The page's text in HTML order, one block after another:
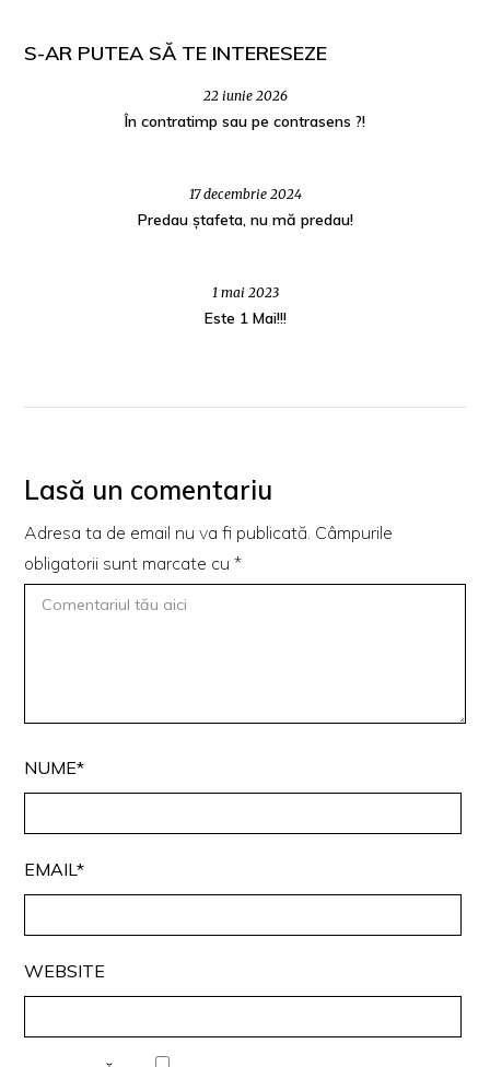
S-AR PUTEA SĂ TE INTERESEZE
22 iunie 2026
În contratimp sau pe contrasens ?!
17 decembrie 2024
Predau ștafeta, nu mă predau!
1 mai 2023
Este 1 Mai!!!
Lasă un comentariu
Adresa ta de email nu va fi publicată. Câmpurile
obligatorii sunt marcate cu*
NUME*
EMAIL*
WEBSITE